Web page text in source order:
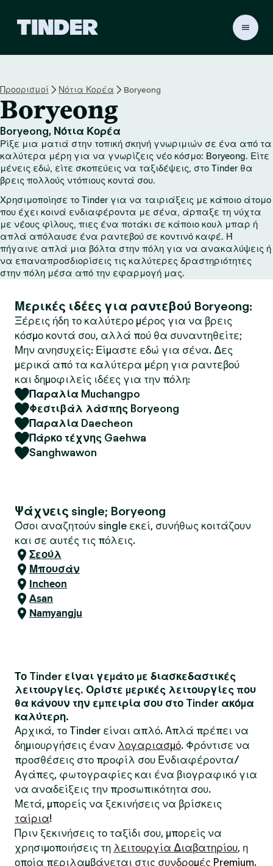
ή
ε
λ
ί
δ
α
T
n
d
e
r
Προορισμοί Νότια Κορέα Boryeong
Boryeong
Boryeong, Νότια Κορέα
Ρίξε μια ματιά στην τοπική σκηνή γνωριμιών σε ένα από τα
καλύτερα μέρη για να γνωρίζεις νέο κόσμο: Boryeong. Είτε
μένεις εδώ, είτε σκοπεύεις να ταξιδέψεις, στο Tinder θα
βρεις πολλούς ντόπιους κοντά σου.
Χρησιμοποίησε το Tinder για να ταιριάξεις με κάποιο άτομο
που έχει κοινά ενδιαφέροντα με σένα, άρπαξε τη νύχτα
με νέους φίλους, πιες ένα ποτάκι σε κάποιο κουλ μπαρ ή
απλά απόλαυσε ένα ραντεβού σε κοντινό καφέ. Ή
πήγαινε απλά μια βόλτα στην πόλη για να ανακαλύψεις ή
να επαναπροσδιορίσεις τις καλύτερες δραστηριότητες
στην πόλη μέσα από την εφαρμογή μας.
Μερικές ιδέες για ραντεβού Boryeong:
Ξέρεις ήδη το καλύτερο μέρος για να βρεις
κόσμο κοντά σου, αλλά πού θα συναντηθείτε;
Μην ανησυχείς: Είμαστε εδώ για σένα. Δες
μερικά από τα καλύτερα μέρη για ραντεβού
και δημοφιλείς ιδέες για την πόλη:
Παραλία Muchangpo
Φεστιβάλ λάσπης Boryeong
Παραλία Daecheon
Πάρκο τέχνης Gaehwa
Sanghwawon
Ψάχνεις single; Boryeong
Όσοι αναζητούν single εκεί, συνήθως κοιτάζουν
και σε αυτές τις πόλεις.
Σεούλ
Μπουσάν
Incheon
Asan
Namyangju
Το Tinder είναι γεμάτο με διασκεδαστικές
λειτουργίες. Ορίστε μερικές λειτουργίες που
θα κάνουν την εμπειρία σου στο Tinder ακόμα
καλύτερη.
Αρχικά, το Tinder είναι απλό. Απλά πρέπει να
δημιουργήσεις έναν λογαριασμό. Φρόντισε να
προσθέσεις στο προφίλ σου Ενδιαφέροντα/
Αγάπες, φωτογραφίες και ένα βιογραφικό για
να αναδείξεις την προσωπικότητα σου.
Μετά, μπορείς να ξεκινήσεις να βρίσκεις
ταίρια!
Πριν ξεκινήσεις το ταξίδι σου, μπορείς να
χρησιμοποιήσεις τη λειτουργία Διαβατηρίου, η
οποία περιλαμβάνεται στις συνδρομές Premium.